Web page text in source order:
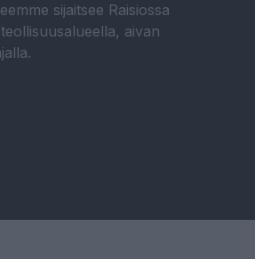
sijaitsee Raisiossa
aivan